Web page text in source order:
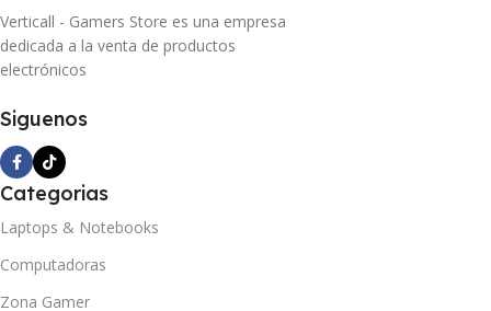
Verticall - Gamers Store es una empresa
dedicada a la venta de productos
electrónicos
Siguenos
Categorias
Laptops & Notebooks
Computadoras
Zona Gamer